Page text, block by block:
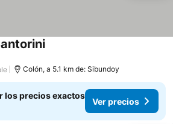
Ver precios
Colón, a 5.1 km de: Sibundoy
los precios exactos
Ver precios